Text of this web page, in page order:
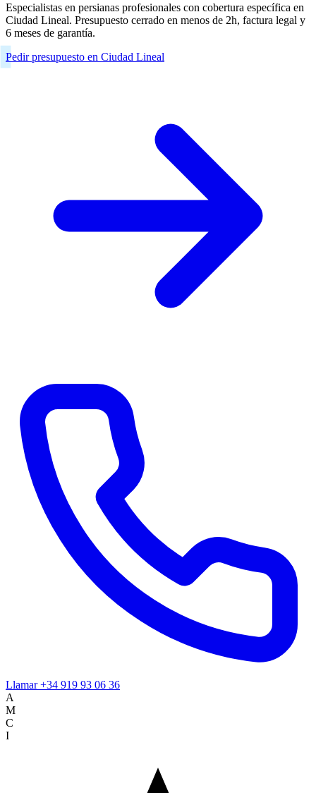
Especialistas en persianas profesionales con cobertura específica en
Ciudad Lineal. Presupuesto cerrado en menos de 2h, factura legal y
6 meses de garantía.
Pedir presupuesto en Ciudad Lineal
Llamar+34 919 93 06 36
A
M
C
I